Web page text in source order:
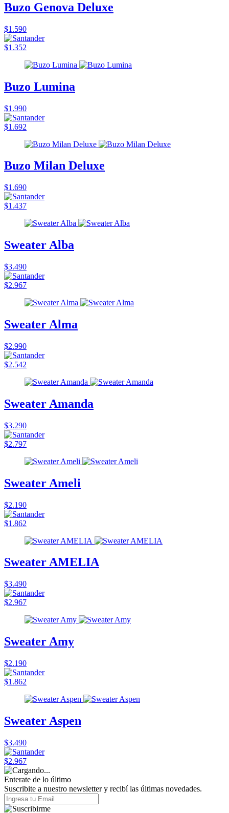
Buzo Genova Deluxe
$1.590
$1.352
Buzo Lumina
$1.990
$1.692
Buzo Milan Deluxe
$1.690
$1.437
Sweater Alba
$3.490
$2.967
Sweater Alma
$2.990
$2.542
Sweater Amanda
$3.290
$2.797
Sweater Ameli
$2.190
$1.862
Sweater AMELIA
$3.490
$2.967
Sweater Amy
$2.190
$1.862
Sweater Aspen
$3.490
$2.967
Enterate de lo último
Suscribite a nuestro newsletter y recibí las últimas novedades.